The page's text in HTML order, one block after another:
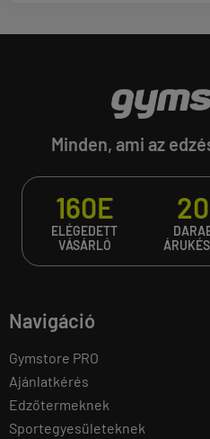
Minden, ami az
160E
ELÉGEDETT
VÁSÁRLÓ
Navigáció
Gymstore PRO
Ajánlatkérés
Edzőtermeknek
Sportegyesületeknek